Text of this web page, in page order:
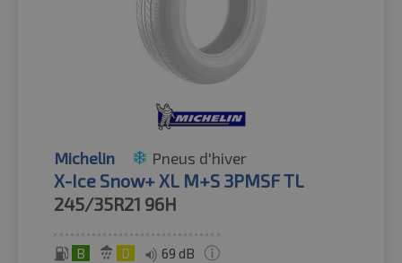
Michelin Pneus d'hiver
X-Ice Snow+ XL M+S 3PMSF TL
245/35R21 96H
B D 69 dB